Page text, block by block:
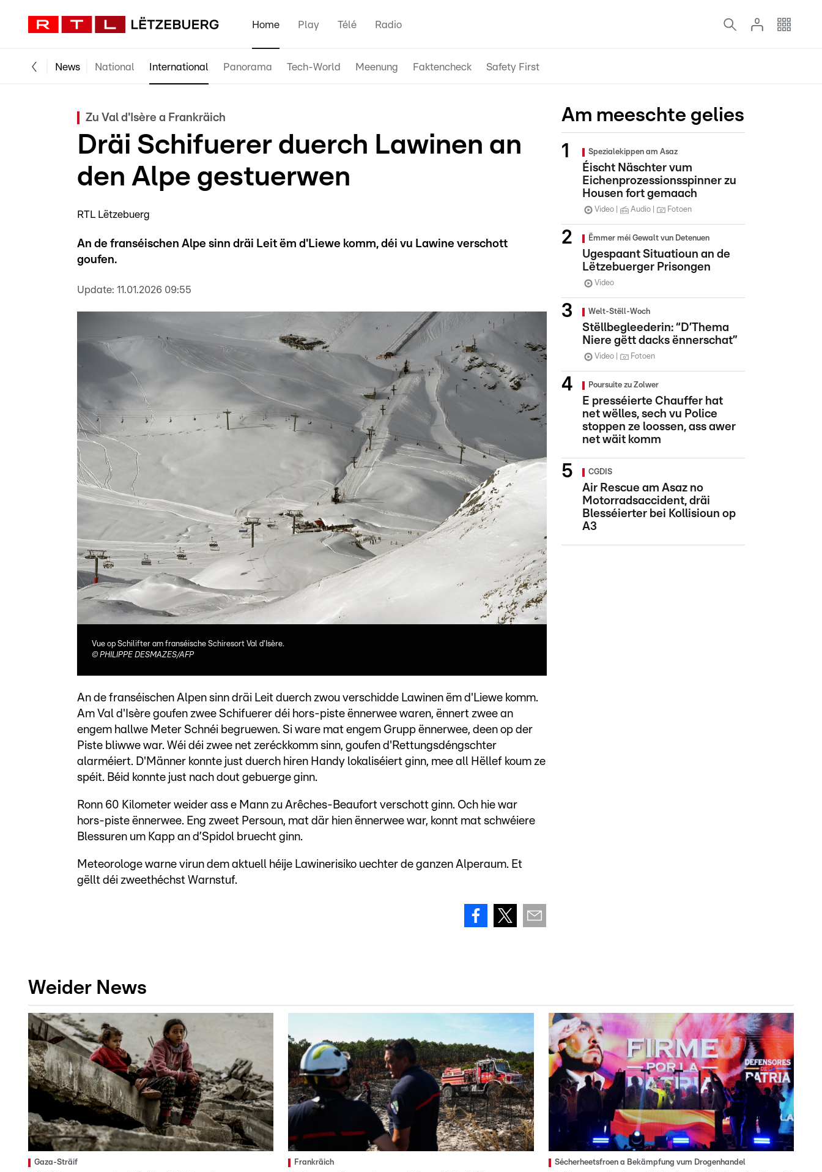
Home Play Télé Radio
News National International Panorama Tech-World Meenung Faktencheck Safety First
Zu Val d'Isère a Frankräich
Dräi Schifuerer duerch Lawinen an
den Alpe gestuerwen
RTL Lëtzebuerg
An de franséischen Alpe sinn dräi Leit ëm d'Liewe komm, déi vu Lawine verschott
goufen.
Update: 11.01.2026 09:55
Vue op Schilifter am franséische Schiresort Val d'Isère.
© PHILIPPE DESMAZES/AFP
An de franséischen Alpen sinn dräi Leit duerch zwou verschidde Lawinen ëm d'Liewe komm.
Am Val d'Isère goufen zwee Schifuerer déi hors-piste ënnerwee waren, ënnert zwee an
engem hallwe Meter Schnéi begruewen. Si ware mat engem Grupp ënnerwee, deen op der
Piste bliwwe war. Wéi déi zwee net zeréckkomm sinn, goufen d'Rettungsdéngschter
alarméiert. D'Männer konnte just duerch hiren Handy lokaliséiert ginn, mee all Hëllef koum ze
spéit. Béid konnte just nach dout gebuerge ginn.
Ronn 60 Kilometer weider ass e Mann zu Arêches-Beaufort verschott ginn. Och hie war
hors-piste ënnerwee. Eng zweet Persoun, mat där hien ënnerwee war, konnt mat schwéiere
Blessuren um Kapp an d’Spidol bruecht ginn.
Meteorologe warne virun dem aktuell héije Lawinerisiko uechter de ganzen Alperaum. Et
gëllt déi zweethéchst Warnstuf.
Am meeschte gelies
Spezialekippen am Asaz
Éischt Näschter vum
Eichenprozessionsspinner zu
Housen fort gemaach
Video Audio Fotoen
Ëmmer méi Gewalt vun Detenuen
Ugespaant Situatioun an de
Lëtzebuerger Prisongen
Video
Welt-Stëll-Woch
Stëllbegleederin: “D’Thema
Niere gëtt dacks ënnerschat”
Video Fotoen
Poursuite zu Zolwer
E presséierte Chauffer hat
net wëlles, sech vu Police
stoppen ze loossen, ass awer
net wäit komm
CGDIS
Air Rescue am Asaz no
Motorradsaccident, dräi
Blesséierter bei Kollisioun op
A3
Weider News
Gaza-Sträif Frankräich Sécherheetsfroen a Bekämpfung vum Drogenhandel